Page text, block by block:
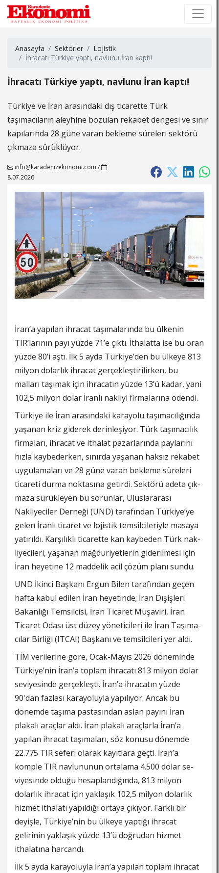
Anasayfa Sektörler
Lojistik
İhracatı Türkiye yaptı, navlunu İran kaptı!
İhracatı Türkiye yaptı, navlunu İran kaptı!
Türkiye ve İran arasındaki dış ticarette Türk
taşımacıların aleyhine bozulan rekabet dengesi ve sınır
kapılarında 28 güne varan bekleme süreleri sektörü
çıkmaza sürüklüyor.
info@karadenizekonomi.com /
8.07.2026
İran’a yapılan ihracat taşımalarında bu ülkenin
TIR’larının payı yüzde 71’e çıktı. İthalatta ise bu oran
yüzde 80’i aştı. İlk 5 ayda Türkiye’den bu ülkeye 813
milyon dolarlık ihracat gerçekleştirilirken, bu
malları taşımak için ihracatın yüzde 13’ü kadar, yani
102,5 milyon dolar İranlı nakliyi firmalarına ödendi.
Türkiye ile İran arasındaki karayolu taşımacılığında
yaşanan kriz giderek derinle­şiyor. Türk taşımacılık
firma­ları, ihracat ve ithalat pazar­larında paylarını
hızla kay­bederken, sınırda yaşanan haksız rekabet
uygulamaları ve 28 güne varan bekleme sü­releri
ticareti durma noktası­na getirdi. Sektörü adeta çık­
maza sürükleyen bu sorun­lar, Uluslararası
Nakliyeciler Derneği (UND) tarafından Türkiye’ye
gelen İranlı ticaret ve lojistik temsilcileriyle ma­saya
yatırıldı. Karşılıklı tica­rette kan kaybeden Türk nak­
liyecileri, yaşanan mağduri­yetlerin giderilmesi için
İran heyetine 12 maddelik acil çö­züm planı sundu.
UND İkinci Başkanı Ergun Bilen tarafından geçen
hafta kabul edilen İran heyetinde; İran Dışişleri
Bakanlığı Tem­silcisi, İran Ticaret Müşaviri, İran
Ticaret Odası üst düzey yöneticileri ile İran Taşıma­
cılar Birliği (ITCAI) Başkanı ve temsilcileri yer aldı.
TİM verilerine göre, Ocak-Mayıs 2026 dönemin­de
Türkiye’nin İran’a toplam ihracatı 813 milyon dolar
se­viyesinde gerçekleşti. İran’a ihracatın yüzde
90'dan fazla­sı karayoluyla yapılıyor. An­cak bu
dönemde taşıma pas­tasından aslan payını İran
plakalı araçlar aldı. İran pla­kalı araçlarla İran’a
yapılan ihracat taşımaları, söz ko­nusu dönemde
22.775 TIR seferi olarak kayıtlara geçti. İran’a
komple TIR navlunu­nun ortalama 4.500 dolar se­
viyesinde olduğu hesaplan­dığında, 813 milyon
dolarlık ihracat için yaklaşık 102,5 milyon dolarlık
hizmet it­halatı yapıldığı ortaya çıkı­yor. Farklı bir
deyişle, Türki­ye’nin bu ülkeye yaptığı ihra­cat
gelirinin yaklaşık yüzde 13’ü doğrudan hizmet
ithala­tına harcandı.
İlk 5 ayda karayoluyla İran’a yapılan toplam ihra­cat
×
×